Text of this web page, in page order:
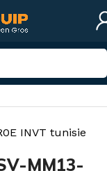
MM13-